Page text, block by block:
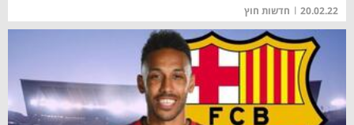
20.02.22
| חדשות חוץ